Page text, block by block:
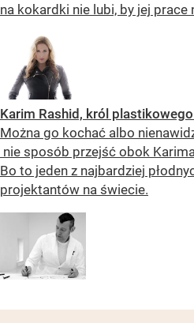
na kokardki nie lubi, by jej prace
Karim Rashid, król
Można go kochać albo
nie sposób przejść obok
Bo to jeden z najbardziej
projektantów na świecie.